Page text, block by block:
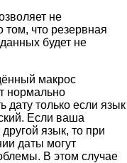
не
том, что резервная
будет не
макрос
нормально
дату только если язык
Если ваша
язык, то при
даты могут
В этом случае